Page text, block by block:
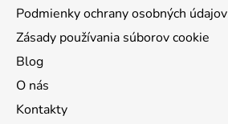
Podmienky ochrany osobných údajov
Zásady používania súborov cookie
Blog
O nás
Kontakty